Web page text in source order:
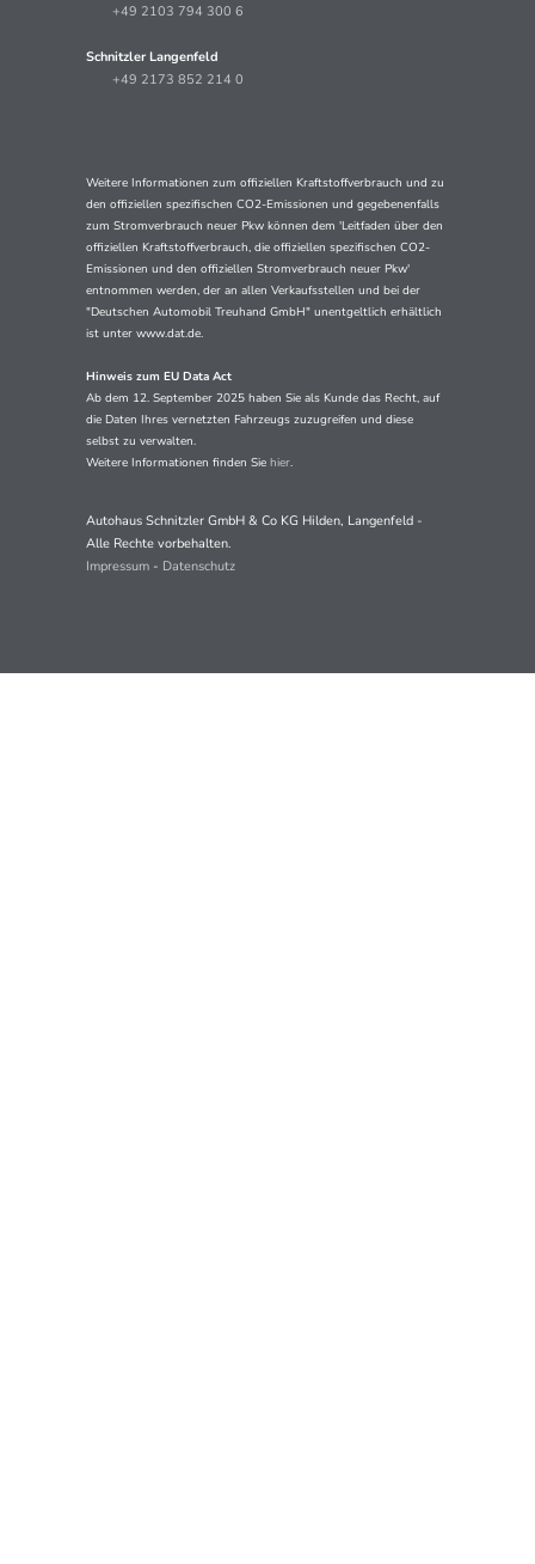
+49 2103 794 300 6
Schnitzler Langenfeld
+49 2173 852 214 0
Weitere Informationen zum offiziellen Kraftstoffverbrauch und zu
den offiziellen spezifischen CO2-Emissionen und gegebenenfalls
zum Stromverbrauch neuer Pkw können dem 'Leitfaden über den
offiziellen Kraftstoffverbrauch, die offiziellen spezifischen CO2-
Emissionen und den offiziellen Stromverbrauch neuer Pkw'
entnommen werden, der an allen Verkaufsstellen und bei der
"Deutschen Automobil Treuhand GmbH" unentgeltlich erhältlich
ist unter www.dat.de.
Hinweis zum EU Data Act
Ab dem 12. September 2025 haben Sie als Kunde das Recht, auf
die Daten Ihres vernetzten Fahrzeugs zuzugreifen und diese
selbst zu verwalten.
Weitere Informationen finden Sie hier.
Autohaus Schnitzler GmbH & Co KG Hilden, Langenfeld -
Alle Rechte vorbehalten.
Impressum- Datenschutz